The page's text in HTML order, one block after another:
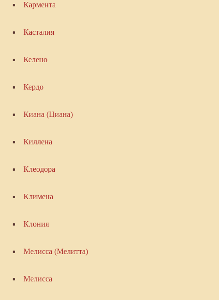
Кармента
Касталия
Келено
Кердо
Киана (Циана)
Киллена
Клеодора
Климена
Клония
Мелисса (Мелитта)
Мелисса